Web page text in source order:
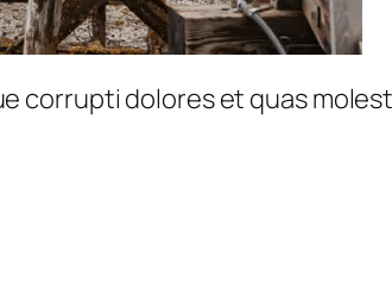
corrupti dolores et quas